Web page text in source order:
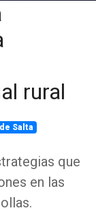
rural
Salta
que
en las